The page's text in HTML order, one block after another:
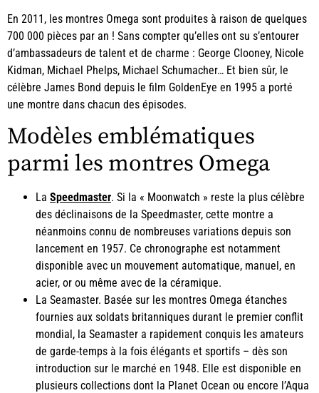
En 2011, les montres Omega sont produites à raison de quelques
700 000 pièces par an ! Sans compter qu’elles ont su s’entourer
d’ambassadeurs de talent et de charme : George Clooney, Nicole
Kidman, Michael Phelps, Michael Schumacher… Et bien sûr, le
célèbre James Bond depuis le film GoldenEye en 1995 a porté
une montre dans chacun des épisodes.
Modèles emblématiques
parmi les montres Omega
La Speedmaster. Si la « Moonwatch » reste la plus célèbre
des déclinaisons de la Speedmaster, cette montre a
néanmoins connu de nombreuses variations depuis son
lancement en 1957. Ce chronographe est notamment
disponible avec un mouvement automatique, manuel, en
acier, or ou même avec de la céramique.
La Seamaster. Basée sur les montres Omega étanches
fournies aux soldats britanniques durant le premier conflit
mondial, la Seamaster a rapidement conquis les amateurs
de garde-temps à la fois élégants et sportifs – dès son
introduction sur le marché en 1948. Elle est disponible en
plusieurs collections dont la Planet Ocean ou encore l’Aqua